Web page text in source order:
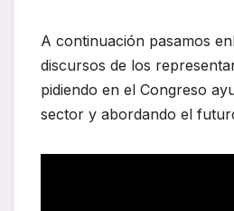
A continuación pasamos
discursos de los
pidiendo en el Congreso
sector y abordando el